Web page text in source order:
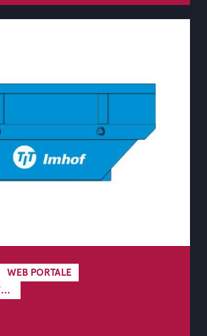
WEB PORTALE
INDIVIDUALENTWICKLUNG